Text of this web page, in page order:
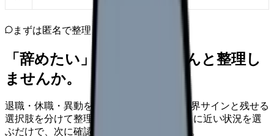
まずは匿名で整理
「辞めたい」を、カンゴさんと整理し
ませんか。
退職・休職・異動を急いで決める前に、限界サインと残せる
選択肢を分けて整理します。 「辞めたい」に近い状況を選
ぶだけで、次に確認することまで進めます。